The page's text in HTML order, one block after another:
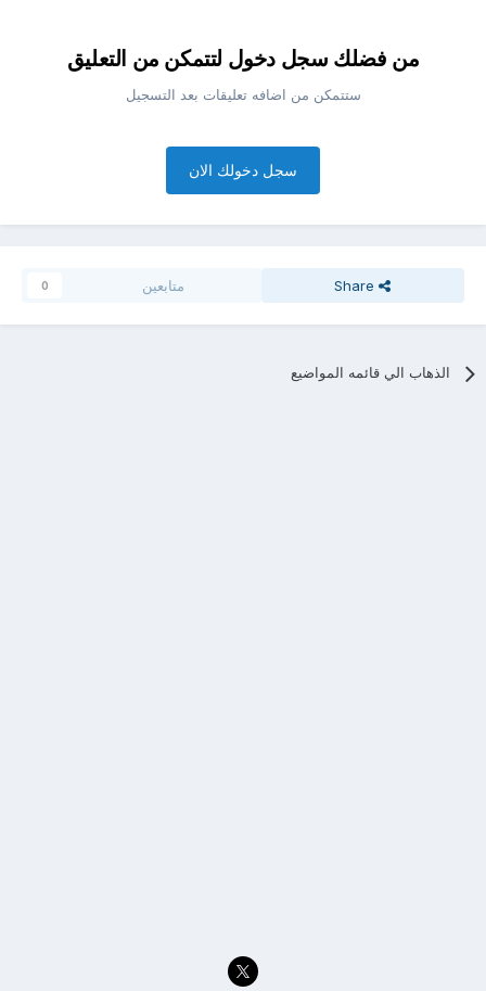
من فضلك سجل دخول لتتمكن من التعليق
ستتمكن من اضافه تعليقات بعد التسجيل
سجل دخولك الان
Share متابعين 0
الذهاب الي قائمه المواضيع